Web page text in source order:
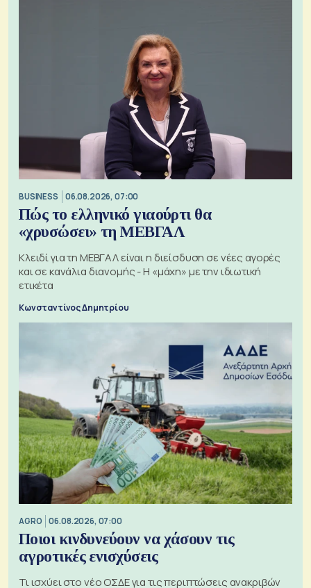
BUSINESS 06.08.2026, 07:00
Πώς το ελληνικό γιαούρτι θα
«χρυσώσει» τη ΜΕΒΓΑΛ
Κλειδί για τη ΜΕΒΓΑΛ είναι η διείσδυση σε νέες αγορές
και σε κανάλια διανομής - Η «μάχη» με την ιδιωτική
ετικέτα
Κωνσταντίνος Δημητρίου
AGRO 06.08.2026, 07:00
Ποιοι κινδυνεύουν να χάσουν τις
αγροτικές ενισχύσεις
Τι ισχύει στο νέο ΟΣΔΕ για τις περιπτώσεις ανακριβών